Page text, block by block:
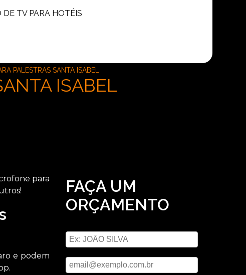
DE TV PARA HOTÉIS
PALESTRAS SANTA ISABEL
ISABEL
para
e podem
FAÇA UM
ORÇAMENTO